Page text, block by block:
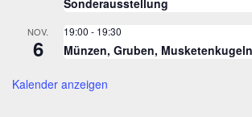
Sonderausstellung
NOV.
6
19:00 - 19:30
Münzen, Gruben,
Kalender anzeigen